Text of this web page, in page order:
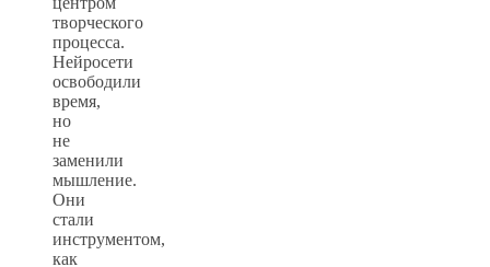
творческого
процесса.
Нейросети
освободили
время,
но
не
заменили
мышление.
Они
стали
инструментом,
как